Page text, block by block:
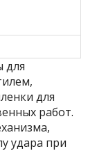
для
для
работ.
удара при